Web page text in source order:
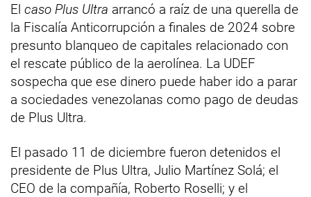
El caso Plus Ultra arrancó a raíz de una querella de
la Fiscalía Anticorrupción a finales de 2024 sobre
presunto blanqueo de capitales relacionado con
el rescate público de la aerolínea. La UDEF
sospecha que ese dinero puede haber ido a parar
a sociedades venezolanas como pago de deudas
de Plus Ultra.
El pasado 11 de diciembre fueron detenidos el
presidente de Plus Ultra, Julio Martínez Solá; el
CEO de la compañía, Roberto Roselli; y el